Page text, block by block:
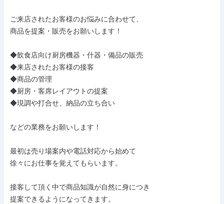
ご来店されたお客様のお悩みに合わせて、
商品を提案・販売をお願いします！
◆飲食店向け厨房機器・什器・備品の販売
◆来店されたお客様の接客
◆商品の管理
◆厨房・客席レイアウトの提案
◆現調や打合せ、納品の立ち合い
などの業務をお願いします！
最初は売り場案内や電話対応から始めて
徐々にお仕事を覚えてもらいます。
接客して頂く中で商品知識が自然に身につき
提案できるようになってきます。